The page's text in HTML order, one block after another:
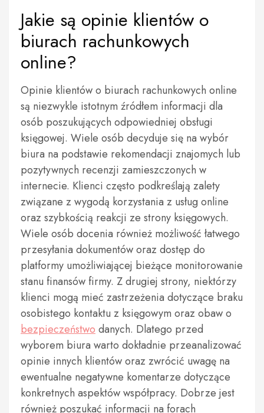
Jakie są opinie klientów o
biurach rachunkowych
online?
Opinie klientów o biurach rachunkowych online
są niezwykle istotnym źródłem informacji dla
osób poszukujących odpowiedniej obsługi
księgowej. Wiele osób decyduje się na wybór
biura na podstawie rekomendacji znajomych lub
pozytywnych recenzji zamieszczonych w
internecie. Klienci często podkreślają zalety
związane z wygodą korzystania z usług online
oraz szybkością reakcji ze strony księgowych.
Wiele osób docenia również możliwość łatwego
przesyłania dokumentów oraz dostęp do
platformy umożliwiającej bieżące monitorowanie
stanu finansów firmy. Z drugiej strony, niektórzy
klienci mogą mieć zastrzeżenia dotyczące braku
osobistego kontaktu z księgowym oraz obaw o
bezpieczeństwo danych. Dlatego przed
wyborem biura warto dokładnie przeanalizować
opinie innych klientów oraz zwrócić uwagę na
ewentualne negatywne komentarze dotyczące
konkretnych aspektów współpracy. Dobrze jest
również poszukać informacji na forach